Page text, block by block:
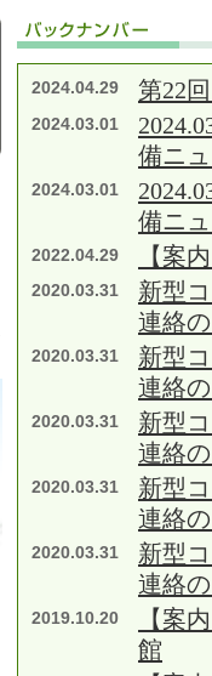
2024.04.29 第22
2024.03.01
備ニ
2024.03.01
備ニ
2022.04.29 【案
2020.03.31
新型
連絡
2020.03.31
新型
連絡
2020.03.31
新型
連絡
2020.03.31
新型
連絡
2020.03.31
新型
連絡
2019.10.20
【案
館